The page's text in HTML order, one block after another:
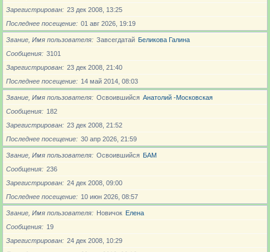
Зарегистрирован
23 дек 2008, 13:25
Последнее посещение
01 авг 2026, 19:19
Звание, Имя пользователя Завсегдатай Беликова Галина
Сообщения
3101
Зарегистрирован
23 дек 2008, 21:40
Последнее посещение
14 май 2014, 08:03
Звание, Имя пользователя Освоившийся Анатолий -Московская
Сообщения
182
Зарегистрирован
23 дек 2008, 21:52
Последнее посещение
30 апр 2026, 21:59
Звание, Имя пользователя Освоившийся БАМ
Сообщения
236
Зарегистрирован
24 дек 2008, 09:00
Последнее посещение
10 июн 2026, 08:57
Звание, Имя пользователя Новичoк Елена
Сообщения
19
Зарегистрирован
24 дек 2008, 10:29